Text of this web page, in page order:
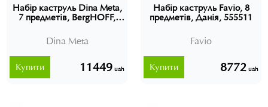
Набір каструль Dina Meta,
7 предметів, BergHOFF,
Dina Meta
11449 uah
Купити
Набір каструль Favio, 8
предметів, Данія, 555511
Favio
8772 uah
Купити